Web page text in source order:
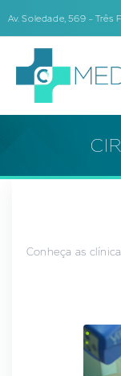
Av. Soledade, 569 – Três
Conheça as